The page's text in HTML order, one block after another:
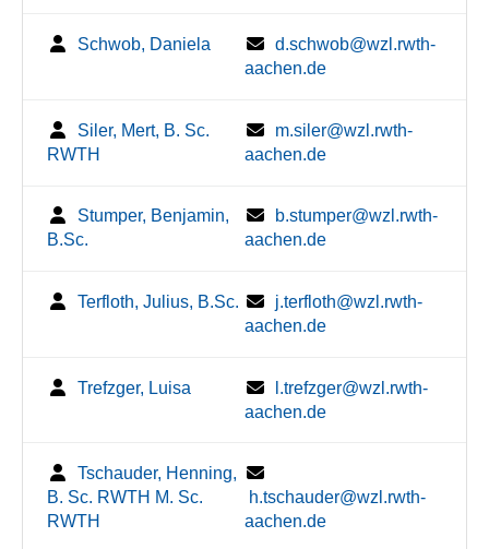
Schwob, Daniela
d.schwob@wzl.rwth-
aachen.de
Siler, Mert, B. Sc.
RWTH
m.siler@wzl.rwth-
aachen.de
Stumper, Benjamin,
B.Sc.
b.stumper@wzl.rwth-
aachen.de
Terfloth, Julius, B.Sc.
j.terfloth@wzl.rwth-
aachen.de
Trefzger, Luisa
l.trefzger@wzl.rwth-
aachen.de
Tschauder, Henning,
B. Sc. RWTH M. Sc.
RWTH
h.tschauder@wzl.rwth-
aachen.de